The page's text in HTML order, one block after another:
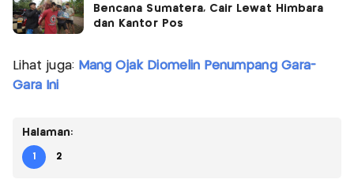
Bencana Sumatera, Cair Lewat Himbara
dan Kantor Pos
Lihat juga: Mang Ojak Diomelin Penumpang Gara-
Gara Ini
Halaman:
1 2